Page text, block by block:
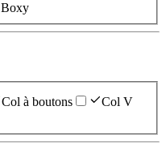
Boxy
Col à boutons
Col V